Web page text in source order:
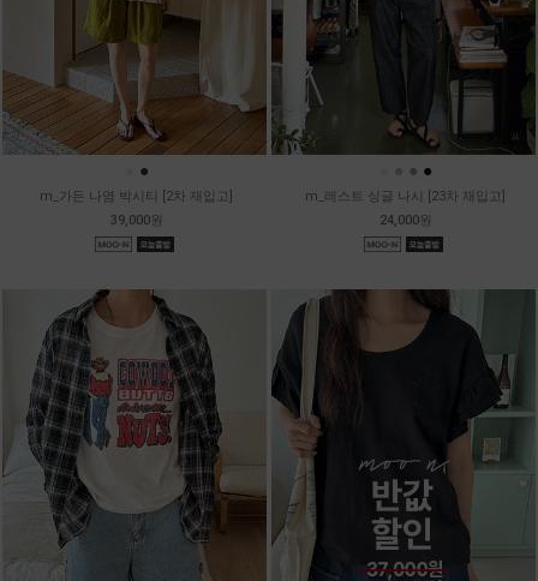
●
m_가든 나염 박시티 [2차 재입고]
39,000원
● ● ●
m_레스트 싱글 나시 [23차 재입고]
24,000원